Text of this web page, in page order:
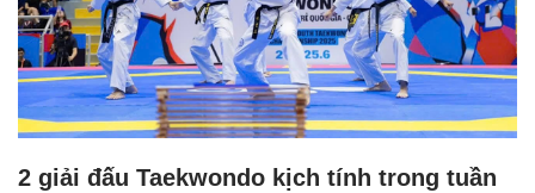
2 giải đấu Taekwondo kịch tính trong tuần